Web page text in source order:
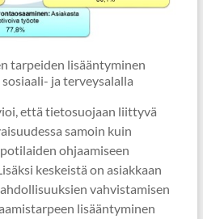
tarpeiden lisääntyminen
ja terveysalalla
että tietosuojaan liittyvä
samoin kuin
ohjaamiseen
keskeistä on asiakkaan
vahvistamisen
lisääntyminen